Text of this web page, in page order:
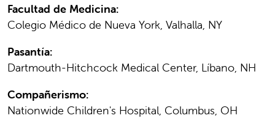
Facultad de Medicina:
Colegio Médico de Nueva York, Valhalla, NY
Pasantía:
Dartmouth-Hitchcock Medical Center, Líbano, NH
Compañerismo:
Nationwide Children's Hospital, Columbus, OH